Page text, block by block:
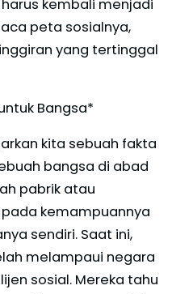
kembali menjadi
peta sosialnya,
yang tertinggal
Bangsa*
kita sebuah fakta
bangsa di abad
pabrik atau
kemampuannya
sendiri. Saat ini,
melampaui negara
sosial. Mereka tahu